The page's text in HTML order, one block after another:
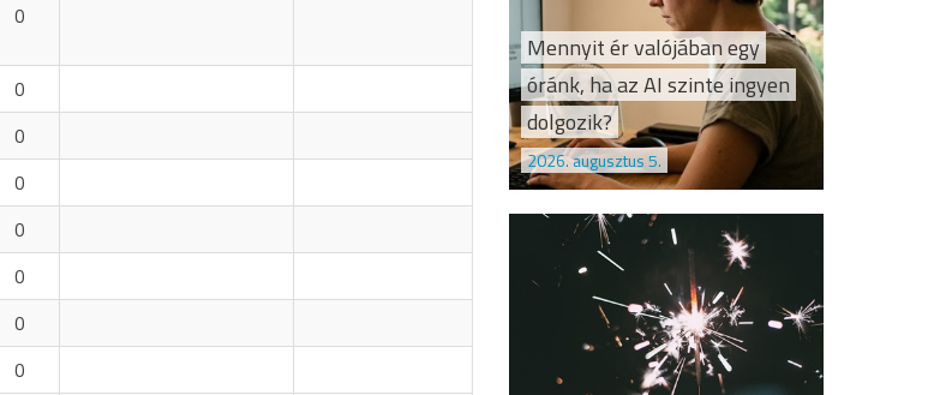
0
0
0
0
0
0
0
0
Mennyit ér valójában egy
óránk, ha az AI szinte ingyen
dolgozik?
2026. augusztus 5.